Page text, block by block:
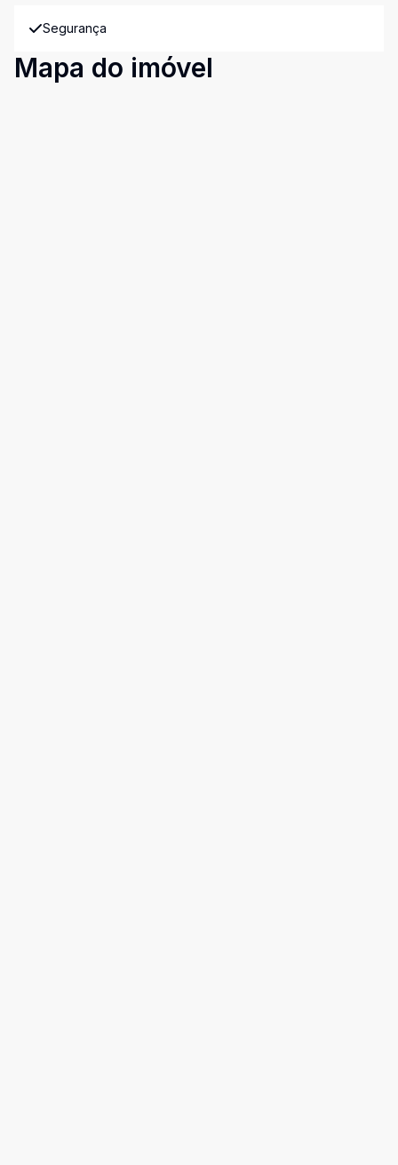
Segurança
Mapa do imóvel